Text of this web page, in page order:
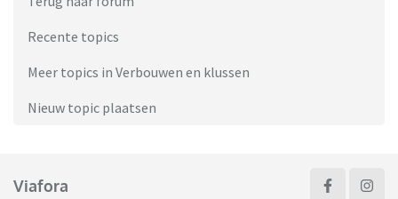
Recente topics
Meer topics in Verbouwen en klussen
Nieuw topic plaatsen
Viafora